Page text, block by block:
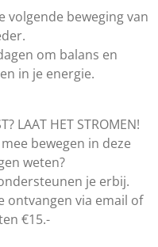
volgende beweging van
om balans en
in je energie.
LAAT HET STROMEN!
bewegen in deze
weten?
je erbij.
ontvangen via email of
€15.-